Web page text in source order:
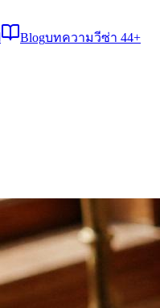
Blogบทความวีซ่า 44+